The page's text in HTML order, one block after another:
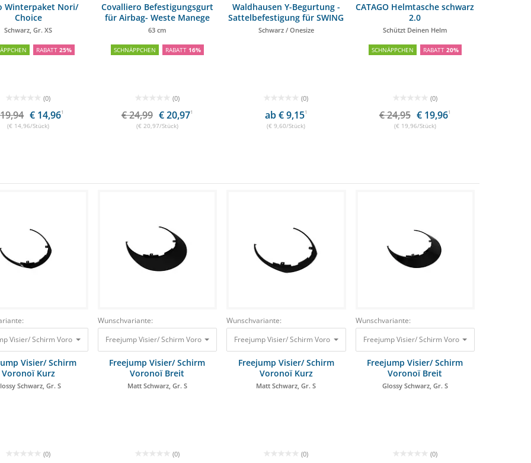
Winterpaket Nori/
Choice
Schwarz, Gr. XS
RABATT25%
(0)
€ 14,961
(€ 14,96/Stück)
Covalliero Befestigungsgurt
für Airbag- Weste Manege
63 cm
SCHNÄPPCHEN RABATT 16%
(0)
€ 24,99 € 20,971
(€ 20,97/Stück)
Waldhausen Y-Begurtung -
Sattelbefestigung für SWING
P25 AIR
Schwarz / Onesize
(0)
ab € 9,151
(€ 9,60/Stück)
CATAGO Helmtasche schwarz
2.0
Schützt Deinen Helm
SCHNÄPPCHEN RABATT 20%
(0)
€ 24,95 € 19,961
(€ 19,96/Stück)
Visier/ Schirm Voronoï Kurz Glossy Schwarz, Gr. S 49,00 €
Visier/ Schirm
Voronoï Kurz
Schwarz, Gr. S
(0)
Wunschvariante:
Freejump Visier/ Schirm Voronoï Breit Matt Schwarz, Gr. S 49,00 €
Freejump Visier/ Schirm
Voronoï Breit
Matt Schwarz, Gr. S
(0)
Wunschvariante:
Freejump Visier/ Schirm Voronoï Kurz Matt Schwarz, Gr. S 49,00 €
Freejump Visier/ Schirm
Voronoï Kurz
Matt Schwarz, Gr. S
(0)
Wunschvariante:
Freejump Visier/ Schirm Voronoï Breit Glossy
Freejump Visier/ Schirm
Voronoï Breit
Glossy Schwarz, Gr. S
(0)